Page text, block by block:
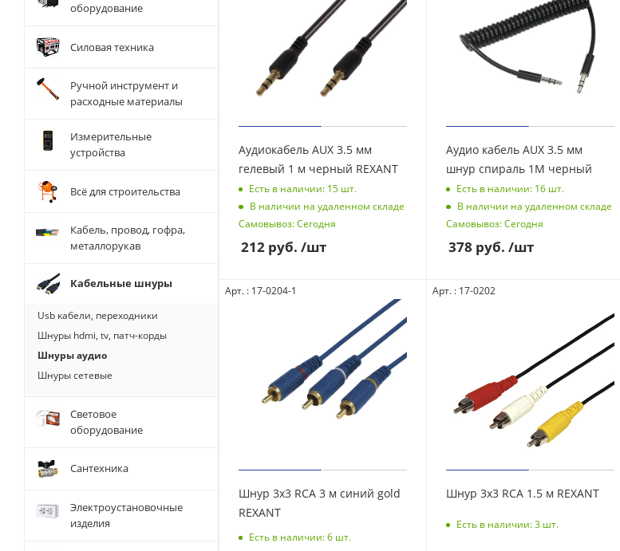
Аудиокабель AUX 3.5 мм
гелевый 1 м черный REXANT
Есть в наличии: 15 шт.
В наличии на удаленном складе
Самовывоз: Сегодня
212 руб. /шт
Аудио кабель AUX 3.5 мм
шнур спираль 1M черный
Есть в наличии: 16шт.
В наличии на удаленном складе
Самовывоз: Сегодня
378 руб. /шт
Арт. : 17-0204-1
Шнур 3х3 RCA 3 м синий gold
REXANT
Есть в наличии: 6 шт.
Арт. : 17-0202
Шнур 3х3 RCA 1.5 м REXANT
Есть в наличии: 3шт.
оборудование
Силовая техника
Ручной инструмент и
расходные материалы
Измерительные
устройства
Всё для строительства
Кабель, провод, гофра,
металлорукав
Кабельные шнуры
Usb кабели, переходники
Шнуры hdmi, tv, патч-корды
Шнуры аудио
Шнуры сетевые
Световое
оборудование
Сантехника
Электроустановочные
изделия